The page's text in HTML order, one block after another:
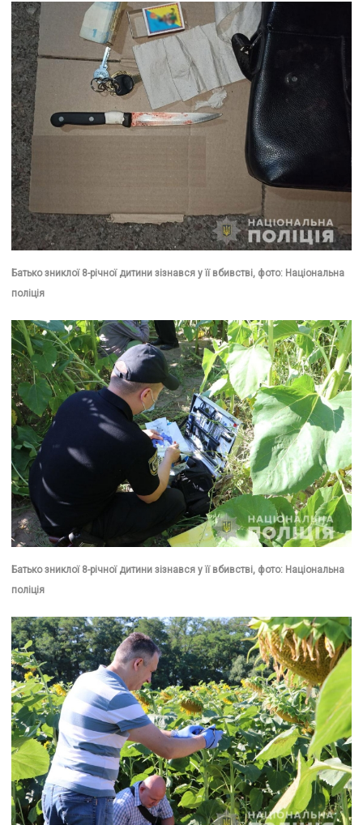
Батько зниклої 8-річної дитини зізнався у її вбивстві, фото: Національна
поліція
Батько зниклої 8-річної дитини зізнався у її вбивстві, фото: Національна
поліція